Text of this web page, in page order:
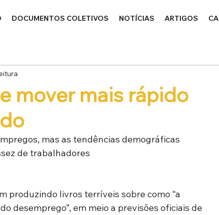
DOCUMENTOS COLETIVOS NOTÍCIAS ARTIGOS
mover mais rápido
mas as tendências demográficas
de trabalhadores
produzindo livros terríveis sobre como “a
desemprego”, em meio a previsões oficiais de